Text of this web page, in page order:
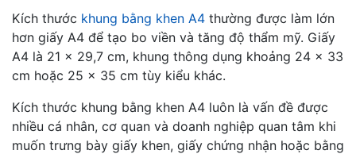
Kích thước khung bằng khen A4 thường được làm lớn
hơn giấy A4 để tạo bo viền và tăng độ thẩm mỹ. Giấy
A4 là 21 x 29,7 cm, khung thông dụng khoảng 24 x 33
cm hoặc 25 x 35 cm tùy kiểu khác.
Kích thước khung bằng khen A4 luôn là vấn đề được
nhiều cá nhân, cơ quan và doanh nghiệp quan tâm khi
muốn trưng bày giấy khen, giấy chứng nhận hoặc bằng